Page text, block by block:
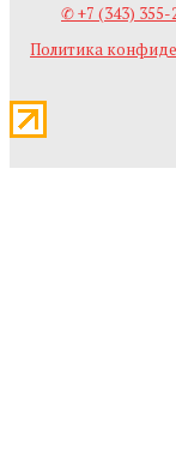
✆ +7 (343) 355-
Политика